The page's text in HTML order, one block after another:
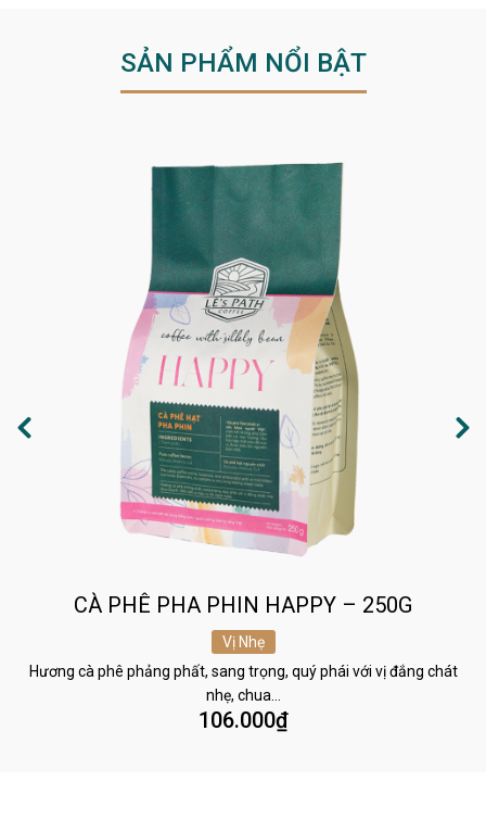
SẢN PHẨM NỔI BẬT
CÀ PHÊ PHA PHIN HAPPY – 250G
Vị Nhẹ
Hương cà phê phảng phất, sang trọng, quý phái với vị đắng chát
nhẹ, chua…
106.000₫